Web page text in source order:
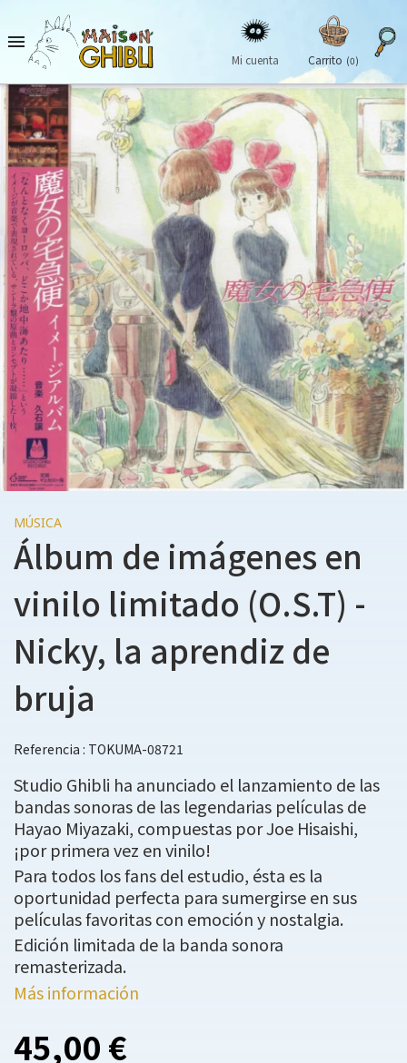

Mi cuenta Carrito (0)
MÚSICA
Álbum de imágenes en
vinilo limitado (O.S.T) -
Nicky, la aprendiz de
bruja
Referencia : TOKUMA-08721
Studio Ghibli ha anunciado el lanzamiento de las
bandas sonoras de las legendarias películas de
Hayao Miyazaki, compuestas por Joe Hisaishi,
¡por primera vez en vinilo!
Para todos los fans del estudio, ésta es la
oportunidad perfecta para sumergirse en sus
películas favoritas con emoción y nostalgia.
Edición limitada de la banda sonora
remasterizada.
Más información
45,00 €